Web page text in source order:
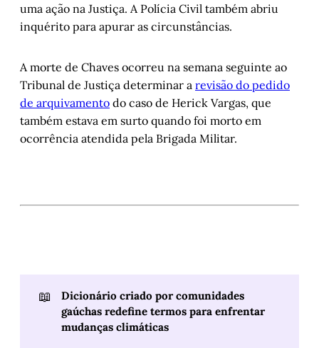
uma ação na Justiça. A Polícia Civil também abriu
inquérito para apurar as circunstâncias.
A morte de Chaves ocorreu na semana seguinte ao
Tribunal de Justiça determinar a revisão do pedido
de arquivamento do caso de Herick Vargas, que
também estava em surto quando foi morto em
ocorrência atendida pela Brigada Militar.
📖
Dicionário criado por comunidades
gaúchas redefine termos para enfrentar
mudanças climáticas